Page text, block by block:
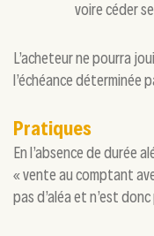
voire céder
L’acheteur ne pourra
l’échéance déterminée
Pratiques
En l’absence de durée
« vente au comptant
pas d’aléa et n’est